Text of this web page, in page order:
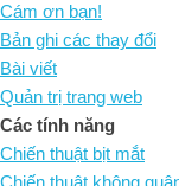
Cám ơn bạn!
Bản ghi các thay đổi
Bài viết
Quản trị trang web
Các tính năng
Chiến thuật bịt mắt
Chiến thuật không